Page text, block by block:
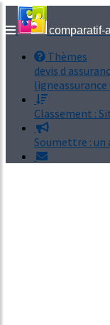
comparatif-
Thèmes
devis d
ligne
Classement :
Soumettre : un